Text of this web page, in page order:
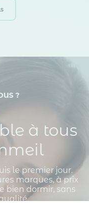
?
à tous
le premier jour.
marques, à prix
bien dormir, sans